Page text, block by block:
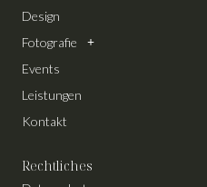
Design
Fotografie
Events
Leistungen
Kontakt
Rechtliches